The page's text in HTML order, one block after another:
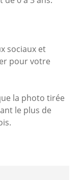
sociaux et
pour votre
la photo tirée
le plus de